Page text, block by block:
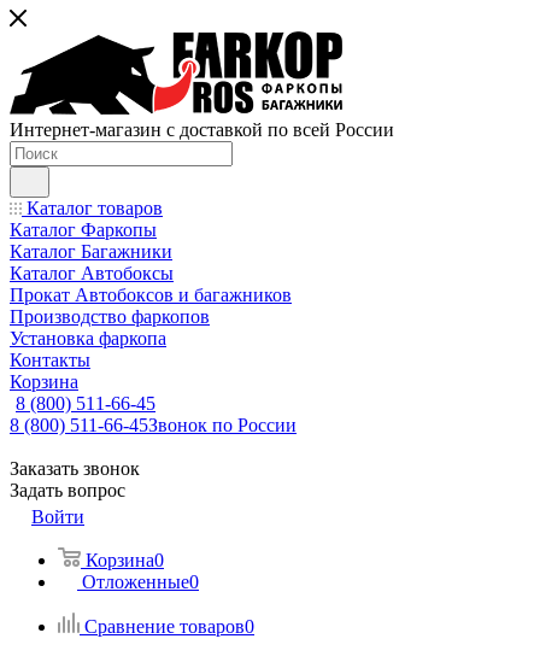
Интернет-магазин с доставкой по всей России
Каталог товаров
Каталог Фаркопы
Каталог Багажники
Каталог Автобоксы
Прокат Автобоксов и багажников
Производство фаркопов
Установка фаркопа
Контакты
Корзина
8 (800) 511-66-45
8 (800) 511-66-45Звонок по России
Заказать звонок
Задать вопрос
Войти
Корзина0
Отложенные0
Сравнение товаров0